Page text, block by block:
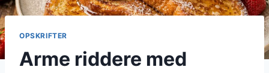
OPSKRIFTER
Arme riddere med